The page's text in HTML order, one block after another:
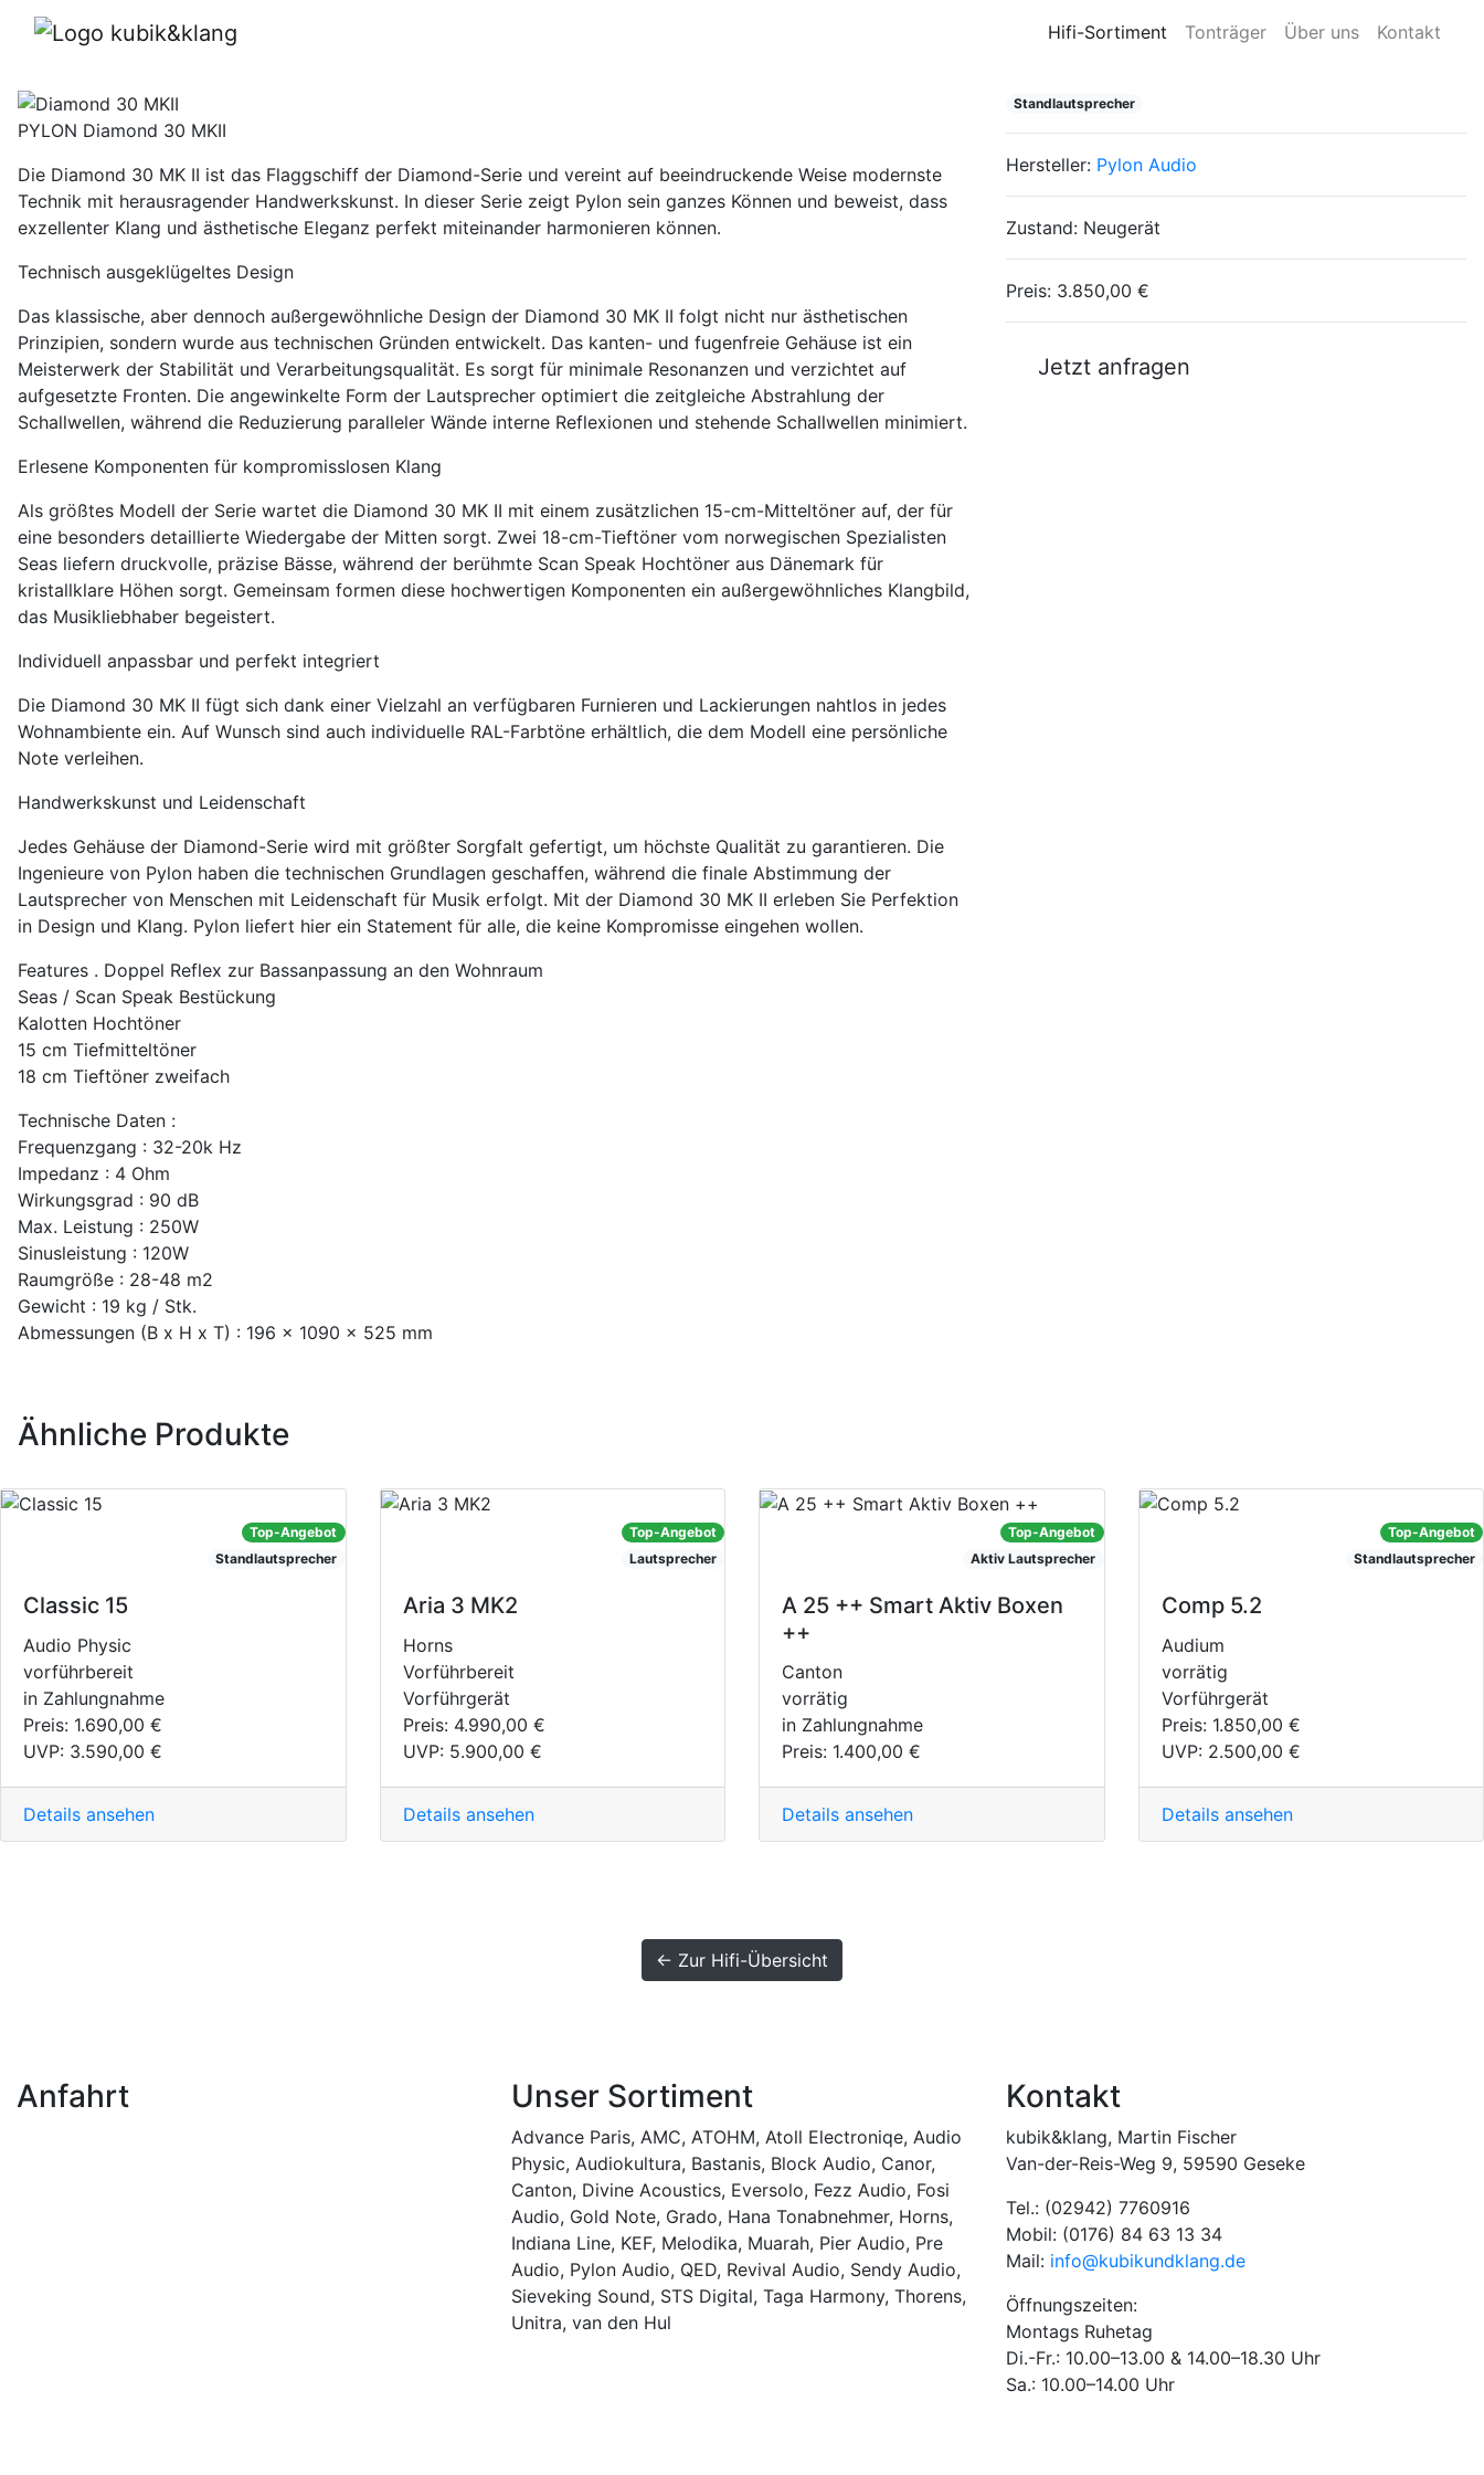
Hifi-Sortiment Tonträger Über uns Kontakt
Diamond 30 MKII
PYLON Diamond 30 MKII
Die Diamond 30 MK II ist das Flaggschiff der Diamond-Serie und vereint auf beeindruckende Weise modernste
Technik mit herausragender Handwerkskunst. In dieser Serie zeigt Pylon sein ganzes Können und beweist, dass
exzellenter Klang und ästhetische Eleganz perfekt miteinander harmonieren können.
Technisch ausgeklügeltes Design
Das klassische, aber dennoch außergewöhnliche Design der Diamond 30 MK II folgt nicht nur ästhetischen
Prinzipien, sondern wurde aus technischen Gründen entwickelt. Das kanten- und fugenfreie Gehäuse ist ein
Meisterwerk der Stabilität und Verarbeitungsqualität. Es sorgt für minimale Resonanzen und verzichtet auf
aufgesetzte Fronten. Die angewinkelte Form der Lautsprecher optimiert die zeitgleiche Abstrahlung der
Schallwellen, während die Reduzierung paralleler Wände interne Reflexionen und stehende Schallwellen minimiert.
Erlesene Komponenten für kompromisslosen Klang
Als größtes Modell der Serie wartet die Diamond 30 MK II mit einem zusätzlichen 15-cm-Mitteltöner auf, der für
eine besonders detaillierte Wiedergabe der Mitten sorgt. Zwei 18-cm-Tieftöner vom norwegischen Spezialisten
Seas liefern druckvolle, präzise Bässe, während der berühmte Scan Speak Hochtöner aus Dänemark für
kristallklare Höhen sorgt. Gemeinsam formen diese hochwertigen Komponenten ein außergewöhnliches Klangbild,
das Musikliebhaber begeistert.
Individuell anpassbar und perfekt integriert
Die Diamond 30 MK II fügt sich dank einer Vielzahl an verfügbaren Furnieren und Lackierungen nahtlos in jedes
Wohnambiente ein. Auf Wunsch sind auch individuelle RAL-Farbtöne erhältlich, die dem Modell eine persönliche
Note verleihen.
Handwerkskunst und Leidenschaft
Jedes Gehäuse der Diamond-Serie wird mit größter Sorgfalt gefertigt, um höchste Qualität zu garantieren. Die
Ingenieure von Pylon haben die technischen Grundlagen geschaffen, während die finale Abstimmung der
Lautsprecher von Menschen mit Leidenschaft für Musik erfolgt. Mit der Diamond 30 MK II erleben Sie Perfektion
in Design und Klang. Pylon liefert hier ein Statement für alle, die keine Kompromisse eingehen wollen.
Features . Doppel Reflex zur Bassanpassung an den Wohnraum
Seas / Scan Speak Bestückung
Kalotten Hochtöner
15 cm Tiefmitteltöner
18 cm Tieftöner zweifach
Technische Daten :
Frequenzgang : 32-20k Hz
Impedanz : 4 Ohm
Wirkungsgrad : 90 dB
Max. Leistung : 250W
Sinusleistung : 120W
Raumgröße : 28-48 m2
Gewicht : 19 kg / Stk.
Abmessungen (B x H x T) : 196 x 1090 x 525 mm
Standlautsprecher
Hersteller: Pylon Audio
Zustand:Neugerät
Preis: 3.850,00 €
Jetzt anfragen
Ähnliche Produkte
Top-Angebot
Standlautsprecher
Classic 15
Audio Physic
vorführbereit
in Zahlungnahme
Preis: 1.690,00 €
UVP: 3.590,00 €
Details ansehen
Top-Angebot
Lautsprecher
Aria 3 MK2
Horns
Vorführbereit
Vorführgerät
Preis: 4.990,00 €
UVP: 5.900,00 €
Details ansehen
Top-Angebot
Aktiv Lautsprecher
A 25 ++ Smart Aktiv Boxen
++
Canton
vorrätig
in Zahlungnahme
Preis: 1.400,00 €
Details ansehen
Top-Angebot
Standlautsprecher
Comp 5.2
Audium
vorrätig
Vorführgerät
Preis: 1.850,00 €
UVP: 2.500,00 €
Details ansehen
← Zur Hifi-Übersicht
Anfahrt Unser Sortiment
Advance Paris, AMC, ATOHM, Atoll Electroniqe, Audio
Physic, Audiokultura, Bastanis, Block Audio, Canor,
Canton, Divine Acoustics, Eversolo, Fezz Audio, Fosi
Audio, Gold Note, Grado, Hana Tonabnehmer, Horns,
Indiana Line, KEF, Melodika, Muarah, Pier Audio, Pre
Audio, Pylon Audio, QED, Revival Audio, Sendy Audio,
Sieveking Sound, STS Digital, Taga Harmony, Thorens,
Unitra, van den Hul
Kontakt
kubik&klang, Martin Fischer
Van-der-Reis-Weg 9, 59590 Geseke
Tel.: (02942) 7760916
Mobil: (0176) 84 63 13 34
Mail: info@kubikundklang.de
Öffnungszeiten:
Montags Ruhetag
Di.-Fr.: 10.00–13.00 & 14.00–18.30 Uhr
Sa.: 10.00–14.00 Uhr